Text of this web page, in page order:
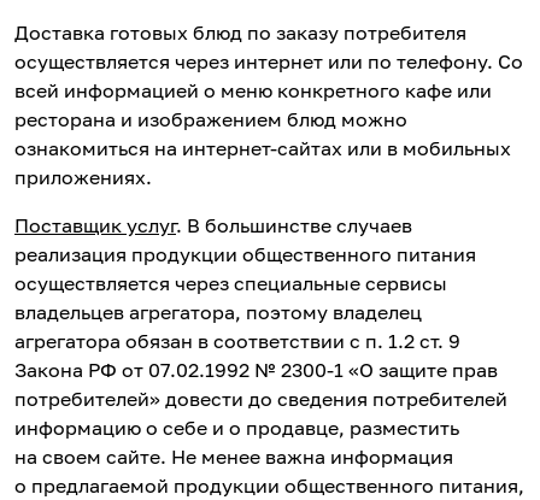
Доставка готовых блюд по заказу потребителя
осуществляется через интернет или по телефону. Со
всей информацией о меню конкретного кафе или
ресторана и изображением блюд можно
ознакомиться на интернет-сайтах или в мобильных
приложениях.
Поставщик услуг. В большинстве случаев
реализация продукции общественного питания
осуществляется через специальные сервисы
владельцев агрегатора, поэтому владелец
агрегатора обязан в соответствии с п. 1.2 ст. 9
Закона РФ от 07.02.1992 № 2300-1 «О защите прав
потребителей» довести до сведения потребителей
информацию о себе и о продавце, разместить
на своем сайте. Не менее важна информация
о предлагаемой продукции общественного питания,